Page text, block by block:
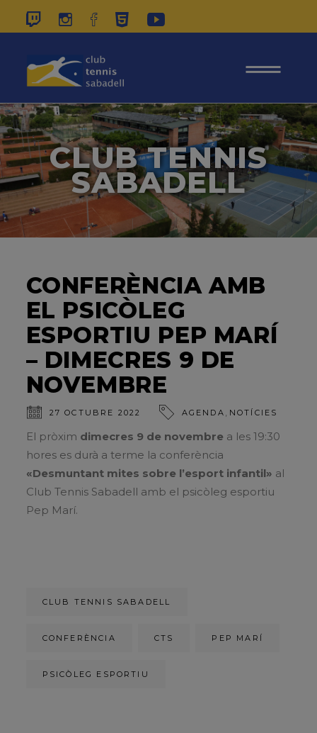
CLUB TENNIS
SABADELL
CONFERÈNCIA AMB
EL PSICÒLEG
ESPORTIU PEP MARÍ
– DIMECRES 9 DE
NOVEMBRE
27 OCTUBRE 2022 AGENDA NOTÍCIES
El pròxim dimecres 9 de novembre a les 19:30
hores es durà a terme la conferència
«Desmuntant mites sobre l’esport infantil» al
Club Tennis Sabadell amb el psicòleg esportiu
Pep Marí.
CLUB TENNIS SABADELL
CONFERÈNCIA CTS PEP MARÍ
PSICÒLEG ESPORTIU